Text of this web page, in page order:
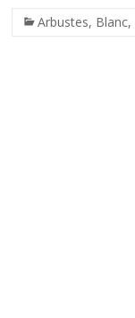
Arbustes, Blanc,